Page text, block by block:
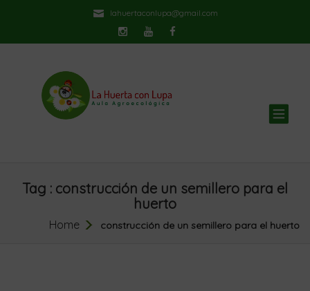
lahuertaconlupa@gmail.com
Tag : construcción de un semillero para el
huerto
Home construcción de un semillero para el huerto